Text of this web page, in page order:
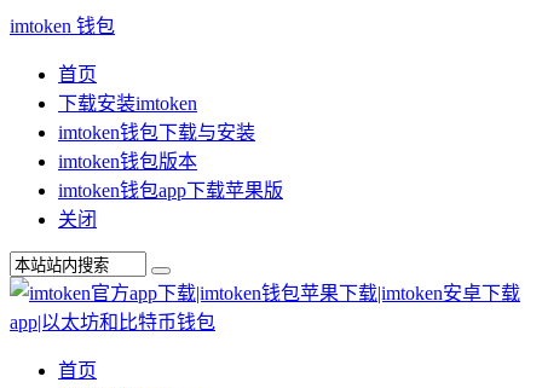
imtoken 钱包
首页
下载安装imtoken
imtoken钱包下载与安装
imtoken钱包版本
imtoken钱包app下载苹果版
关闭
首页